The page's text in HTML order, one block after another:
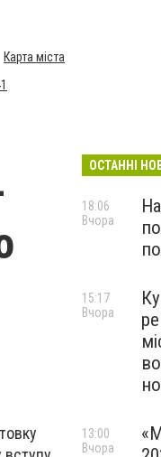
Карта міста
ОСТАННІ
18:06
Вчора
15:17
Вчора
13:00
Вчора